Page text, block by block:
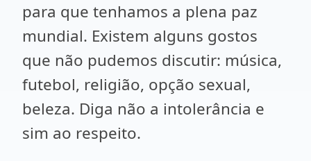
para que tenhamos a plena paz
mundial. Existem alguns gostos
que não pudemos discutir: música,
futebol, religião, opção sexual,
beleza. Diga não a intolerância e
sim ao respeito.